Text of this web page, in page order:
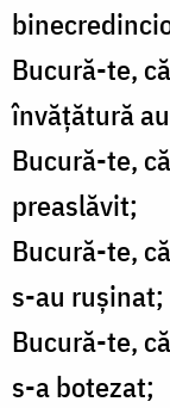
Bucură-te,
învățătură
Bucură-te,
preaslăvit;
Bucură-te,
s-au rușinat;
Bucură-te,
s-a botezat;